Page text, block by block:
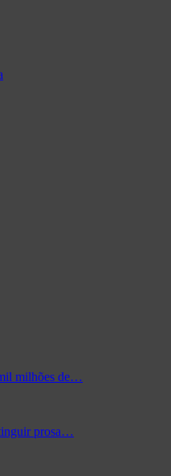
milhões de…
prosa…